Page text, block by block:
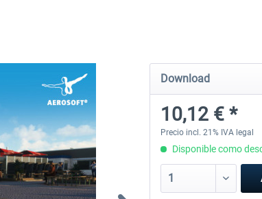
Download
10,12 € *
Precio incl. 21% IVA legal
Disponible como